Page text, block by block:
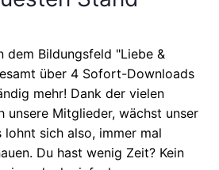
dem Bildungsfeld "Liebe &
über 4 Sofort-Downloads
mehr! Dank der vielen
unsere Mitglieder, wächst unser
lohnt sich also, immer mal
Du hast wenig Zeit? Kein